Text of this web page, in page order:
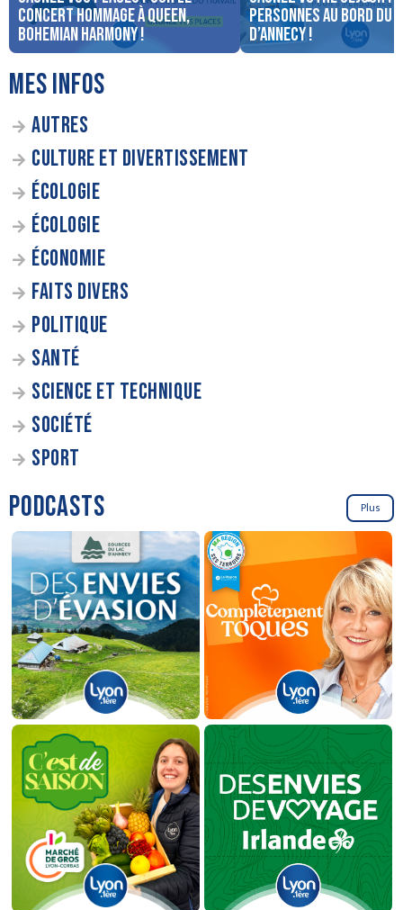
concert Hommage à Queen,
Bohemian Harmony !
personnes au bord du
d’Annecy !
MES INFOS
AUTRES
CULTURE ET DIVERTISSEMENT
ÉCOLOGIE
ÉCOLOGIE
ÉCONOMIE
FAITS DIVERS
POLITIQUE
SANTÉ
SCIENCE ET TECHNIQUE
SOCIÉTÉ
SPORT
PODCASTS Plus